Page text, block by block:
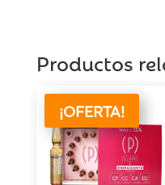
Productos
¡OFERTA!